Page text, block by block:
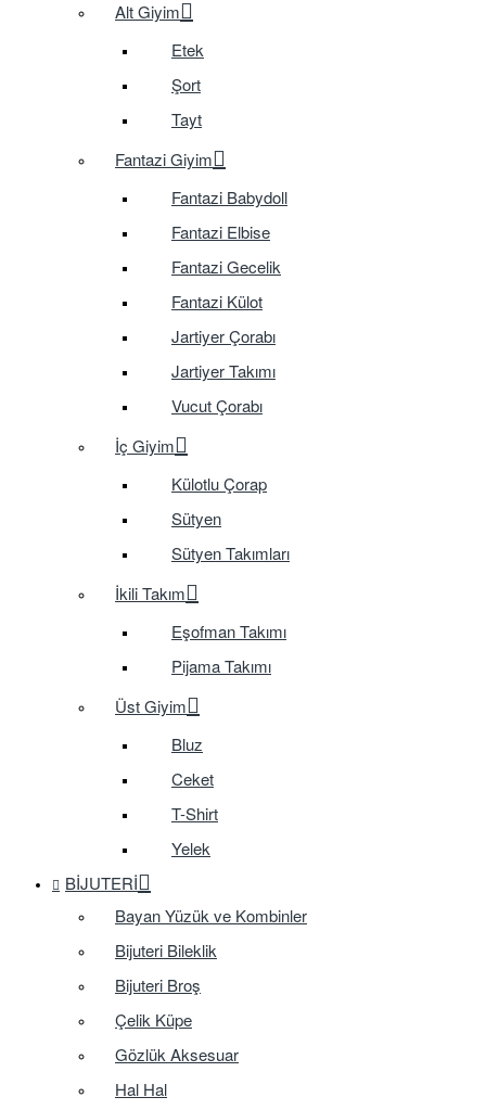
Alt Giyim
Etek
Şort
Tayt
Fantazi Giyim
Fantazi Babydoll
Fantazi Elbise
Fantazi Gecelik
Fantazi Külot
Jartiyer Çorabı
Jartiyer Takımı
Vucut Çorabı
İç Giyim
Külotlu Çorap
Sütyen
Sütyen Takımları
İkili Takım
Eşofman Takımı
Pijama Takımı
Üst Giyim
Bluz
Ceket
T-Shirt
Yelek
BIJUTERI
Bayan Yüzük ve Kombinler
Bijuteri Bileklik
Bijuteri Broş
Çelik Küpe
Gözlük Aksesuar
Hal Hal